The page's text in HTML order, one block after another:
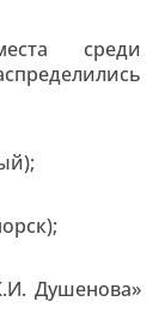
среди
Душенова»